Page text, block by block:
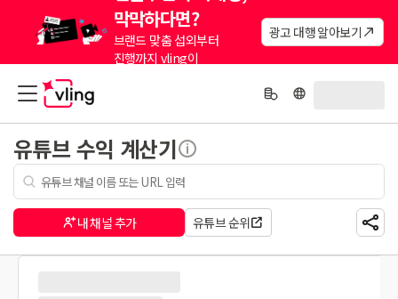
막막하다면?
브랜드 맞춤 섭외부터
진행까지 vling이
광고 대행 알아보기
유튜브 수익 계산기
내 채널 추가 유튜브 순위